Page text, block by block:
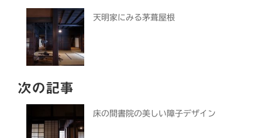
天明家にみる茅葺屋根
次の記事
床の間書院の美しい障子デザイン